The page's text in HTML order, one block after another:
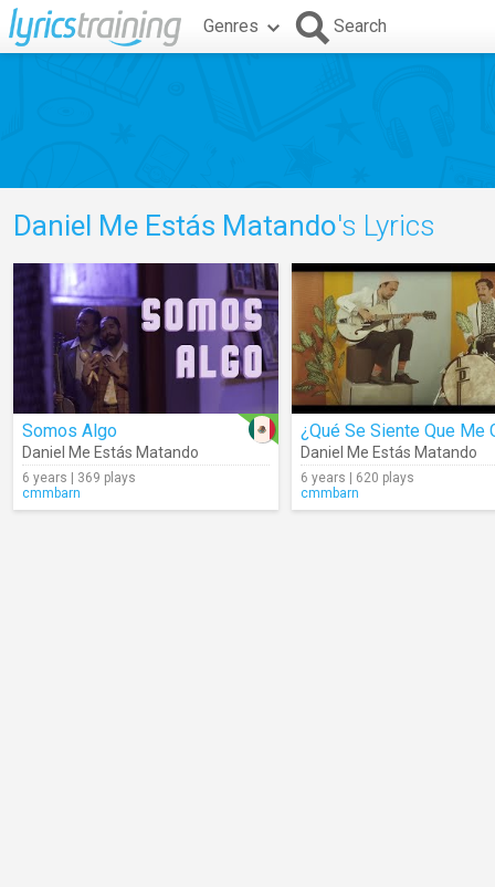
Genres Search
Daniel Me Estás Matando's Lyrics
Somos Algo
Daniel Me Estás Matando
6 years | 369 plays
cmmbarn
Daniel Me Estás Matando
6 years | 620 plays
cmmbarn